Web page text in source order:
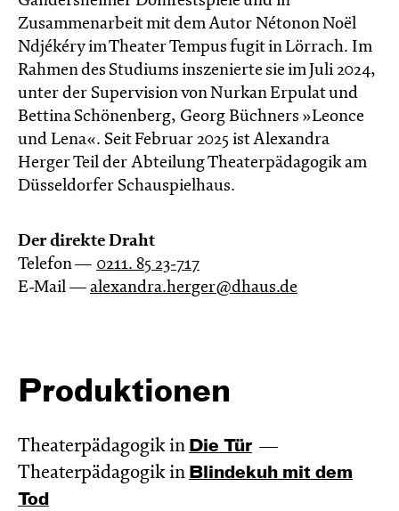
Zusammenarbeit mit dem Autor Nétonon Noël
Ndjékéry im Theater Tempus fugit in Lörrach. Im
Rahmen des Studiums inszenierte sie im Juli 2024,
unter der Supervision von Nurkan Erpulat und
Bettina Schönenberg, Georg Büchners »Leonce
und Lena«. Seit Februar 2025 ist Alexandra
Herger Teil der Abteilung Theaterpädagogik am
Düsseldorfer Schauspielhaus.
Der direkte Draht
Telefon — 0211. 85 23-717
E-Mail — alexandra.herger@dhaus.de
Produktionen
Theaterpädagogik in Die Tür
Theaterpädagogik in Blinde­kuh mit dem
Tod